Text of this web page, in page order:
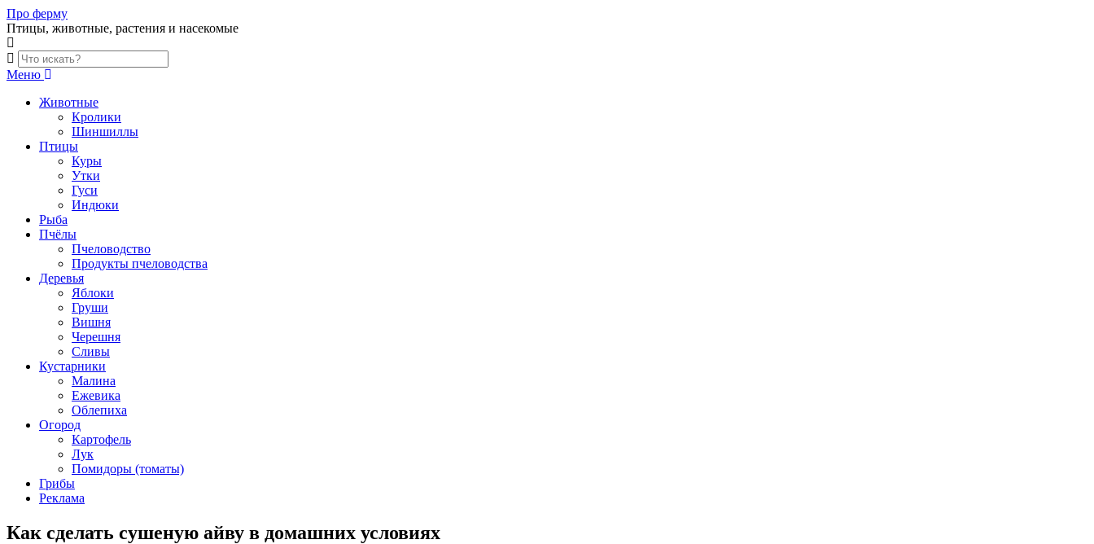
Skip
to
content
Про ферму
Птицы, животные, растения и насекомые
Меню
Животные
Кролики
Шиншиллы
Птицы
Куры
Утки
Гуси
Индюки
Рыба
Пчёлы
Пчеловодство
Продукты пчеловодства
Деревья
Яблоки
Груши
Вишня
Черешня
Сливы
Кустарники
Малина
Ежевика
Облепиха
Огород
Картофель
Лук
Помидоры (томаты)
Грибы
Реклама
Как сделать сушеную айву в домашних условиях